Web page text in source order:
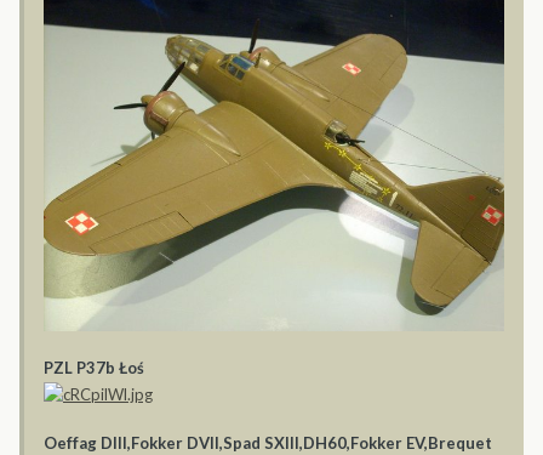
PZL P37b Łoś
Oeffag DIII,Fokker DVII,Spad SXIII,DH60,Fokker EV,Brequet